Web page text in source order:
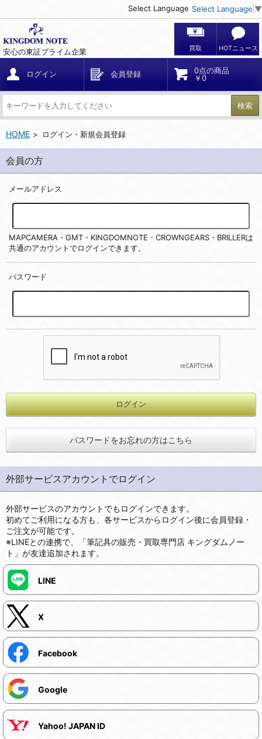
Select Language Select Language ▼
安心の東証プライム企業 買取 HOTニュース
ログイン 会員登録
0点の商品
￥0
検索
HOME ログイン・新規会員登録
会員の方
メールアドレス
MAPCAMERA・GMT・KINGDOMNOTE・CROWNGEARS・BRILLERは
共通のアカウントでログインできます。
パスワード
パスワードをお忘れの方はこちら
外部サービスアカウントでログイン
外部サービスのアカウントでもログインできます。
初めてご利用になる方も、各サービスからログイン後に会員登録・
ご注文が可能です。
※LINEとの連携で、「筆記具の販売・買取専門店 キングダムノー
ト」が友達追加されます。
LINE
X
Facebook
Google
Yahoo! JAPAN ID